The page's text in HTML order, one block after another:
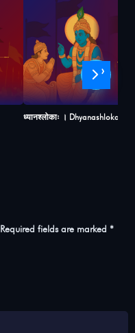
ध्यानश्लोकाः । Dhyanashlokah
›
Required fields are marked *